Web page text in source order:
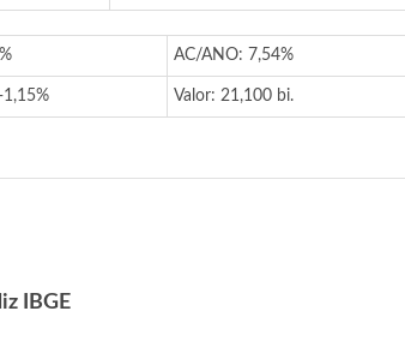
AC/ANO: 7,54%
1,15% Valor: 21,100 bi.
IBGE